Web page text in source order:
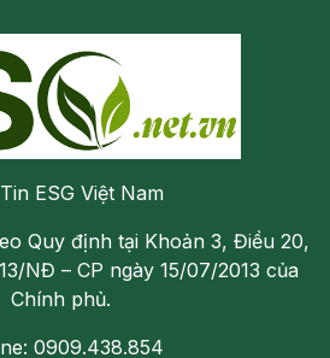
ESG Việt Nam
Quy định tại Khoản 3, Điều 20,
NĐ – CP ngày 15/07/2013 của
Chính phủ.
0909.438.854